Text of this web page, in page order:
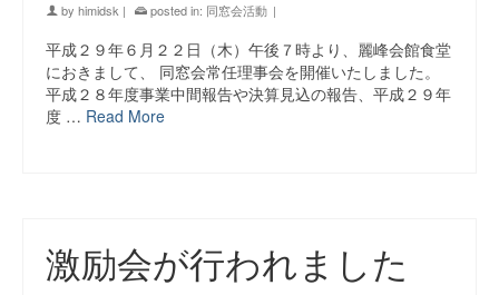
by himidsk | posted in: 同窓会活動 |
平成２９年６月２２日（木）午後７時より、麗峰会館食堂
におきまして、 同窓会常任理事会を開催いたしました。
平成２８年度事業中間報告や決算見込の報告、平成２９年
度 … Read More
激励会が行われました